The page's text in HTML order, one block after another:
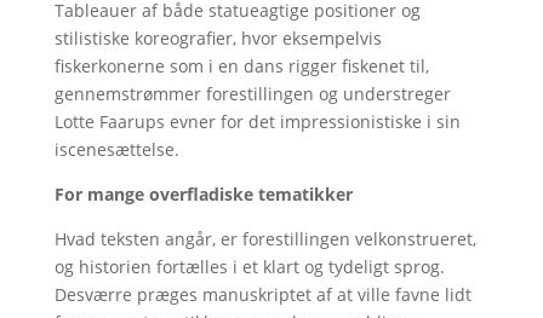
Tableauer af både statueagtige positioner og
stilistiske koreografier, hvor eksempelvis
fiskerkonerne som i en dans rigger fiskenet til,
gennemstrømmer forestillingen og understreger
Lotte Faarups evner for det impressionistiske i sin
iscenesættelse.
For mange overfladiske tematikker
Hvad teksten angår, er forestillingen velkonstrueret,
og historien fortælles i et klart og tydeligt sprog.
Desværre præges manuskriptet af at ville favne lidt